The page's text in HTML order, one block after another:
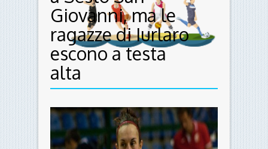
Giovanni, ma le
ragazze di Iurlaro
escono a testa
alta